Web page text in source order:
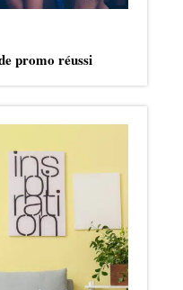
promo réussi